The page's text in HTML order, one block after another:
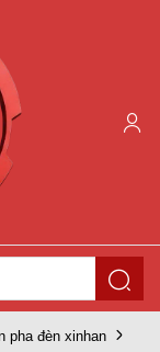
pha đèn xinhan